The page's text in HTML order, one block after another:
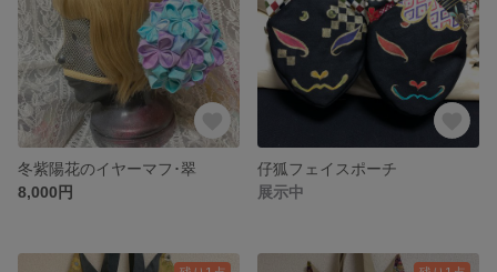
冬紫陽花のイヤーマフ･翠
8,000円
仔狐フェイスポーチ
展示中